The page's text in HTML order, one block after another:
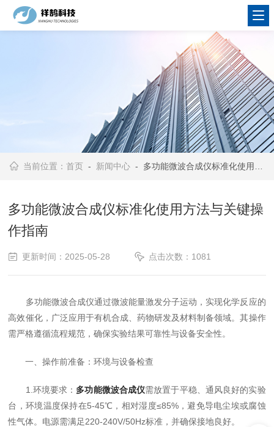
当前位置：首页 - 新闻中心 - 多功能微波合成仪标准化使用方法与关键操作指南
多功能微波合成仪标准化使用方法与关键操
作指南
更新时间：2025-05-28 点击次数：1081
多功能微波合成仪通过微波能量激发分子运动，实现化学反应的
高效催化，广泛应用于有机合成、药物研发及材料制备领域。其操作
需严格遵循流程规范，确保实验结果可靠性与设备安全性。
一、操作前准备：环境与设备检查
1.环境要求： 多功能微波合成仪需放置于平稳、通风良好的实验
台，环境温度保持在5-45℃，相对湿度≤85%，避免导电尘埃或腐蚀
性气体。电源需满足220-240V/50Hz标准，并确保接地良好。